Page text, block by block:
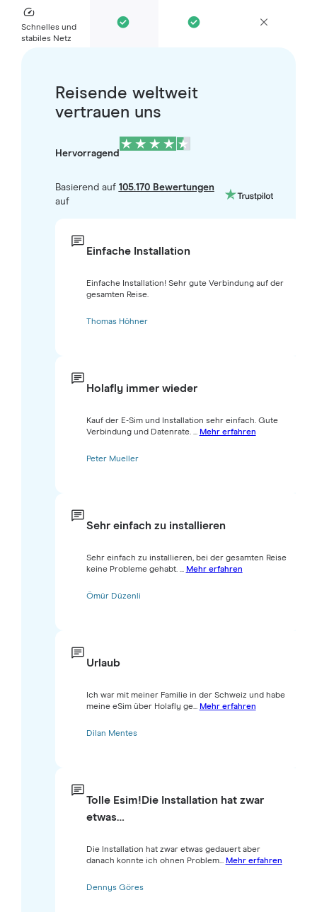
Schnelles und
stabiles Netz
Reisende weltweit
vertrauen uns
Hervorragend
Basierend auf 105.170 Bewertungen
auf
Einfache Installation
Einfache Installation! Sehr gute Verbindung auf der
gesamten Reise.
Thomas Höhner
Holafly immer wieder
Kauf der E-Sim und Installation sehr einfach. Gute
Verbindung und Datenrate. ... Mehr erfahren
Peter Mueller
Sehr einfach zu installieren
Sehr einfach zu installieren, bei der gesamten Reise
keine Probleme gehabt. ... Mehr erfahren
Ömür Düzenli
Urlaub
Ich war mit meiner Familie in der Schweiz und habe
meine eSim über Holafly ge... Mehr erfahren
Dilan Mentes
Tolle Esim!Die Installation hat zwar
etwas…
Die Installation hat zwar etwas gedauert aber
danach konnte ich ohnen Problem... Mehr erfahren
Dennys Göres